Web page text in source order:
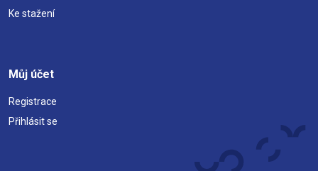
Ke stažení
Můj účet
Registrace
Přihlásit se